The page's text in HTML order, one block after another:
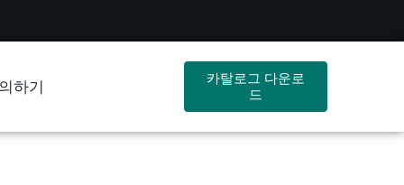
하기
카탈로그 다운로
드